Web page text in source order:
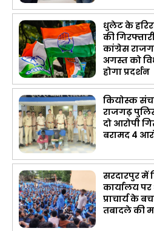
धुलेट के
की
कांग्रेस
अगस्त को
होगा प्रदर्शन
कियोस्क
राजगढ़
दो आरोपी
बरामद 4
सरदारपुर में
कार्यालय
प्राचार्य के
तबादले की